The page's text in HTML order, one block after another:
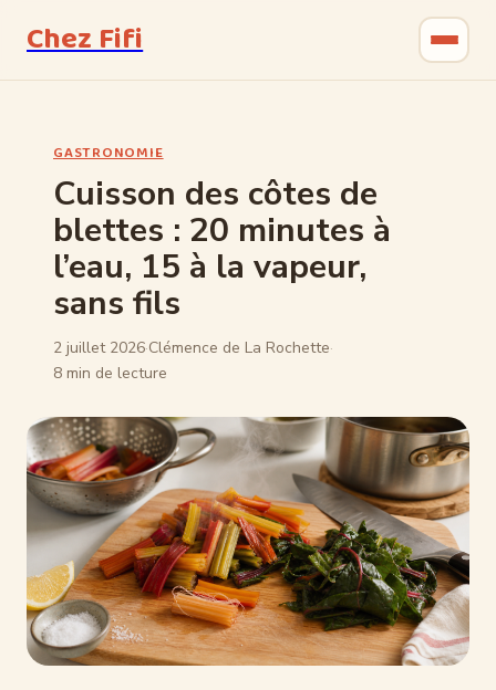
Chez Fifi
Bricolage
Jardinage
Maison & Déco
GASTRONOMIE
Cuisson des côtes de
blettes : 20 minutes à
l’eau, 15 à la vapeur,
sans fils
2 juillet 2026·Clémence de La Rochette·
8 min de lecture